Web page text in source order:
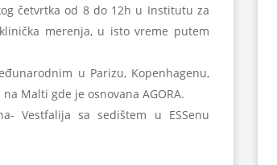
četvrtka od 8 do 12h u Institutu za
merenja, u isto vreme putem
u Parizu, Kopenhagenu,
Malti gde je osnovana AGORA.
Vestfalija sa sedištem u ESSenu